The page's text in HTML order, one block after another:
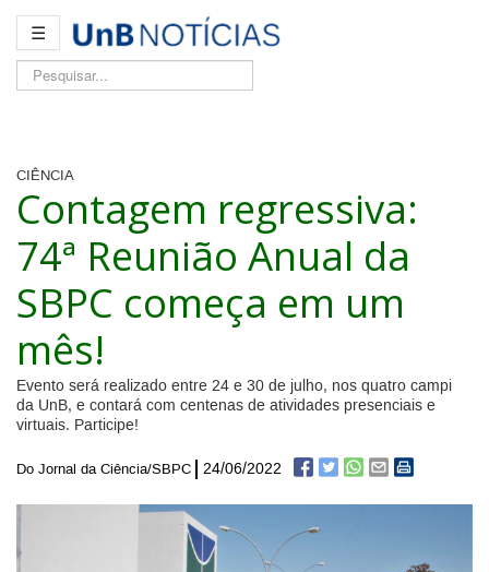
☰
Pesquisar...
CIÊNCIA
Contagem regressiva:
74ª Reunião Anual da
SBPC começa em um
mês!
Evento será realizado entre 24 e 30 de julho, nos quatro campi
da UnB, e contará com centenas de atividades presenciais e
virtuais. Participe!
Do Jornal da Ciência/SBPC 24/06/2022